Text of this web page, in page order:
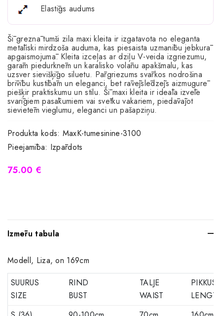
Elastīgs audums
Šī greznā tumši zila maxi kleita ir izgatavota no eleganta
metāliski mirdzoša auduma, kas piesaista uzmanību jebkurā
apgaismojumā. Kleita izceļas ar dziļu V-veida izgriezumu,
garām piedurknēm un karalisko volānu apakšmalu, kas
uzsver sievišķīgo siluetu. Pārgriezums svārkos nodrošina
brīvību kustībām un eleganci, bet rāvējslēdzējs aizmugurē
piešķir praktiskumu un stilu. Šī maxi kleita ir ideāla izvēle
svarīgiem pasākumiem vai svētku vakariem, piedāvājot
sievietēm vieglumu, eleganci un pašapziņu.
Produkta kods: MaxK-tumesinine-3100
Pieejamība: Izpārdots
75.00 €
Izmēru tabula
Modell, Liza, on 169cm
SUURUS
SIZE
RIND
BUST
TALJE
WAIST
PIKKUS